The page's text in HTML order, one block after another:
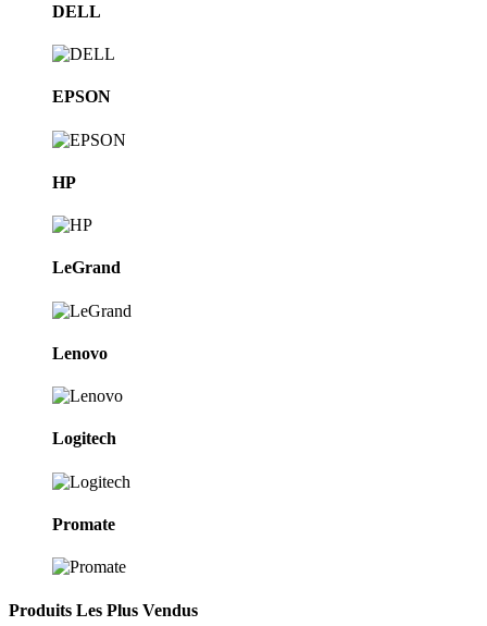
DELL
EPSON
HP
LeGrand
Lenovo
Logitech
Promate
Produits Les Plus Vendus